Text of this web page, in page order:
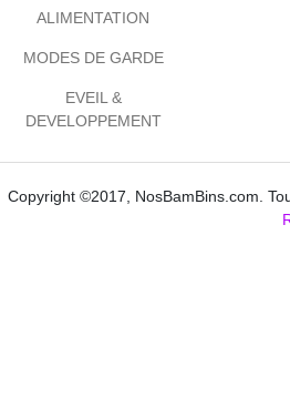
ALIMENTATION
MODES DE GARDE
EVEIL &
DEVELOPPEMENT
Copyright ©2017, NosBamBins.com.